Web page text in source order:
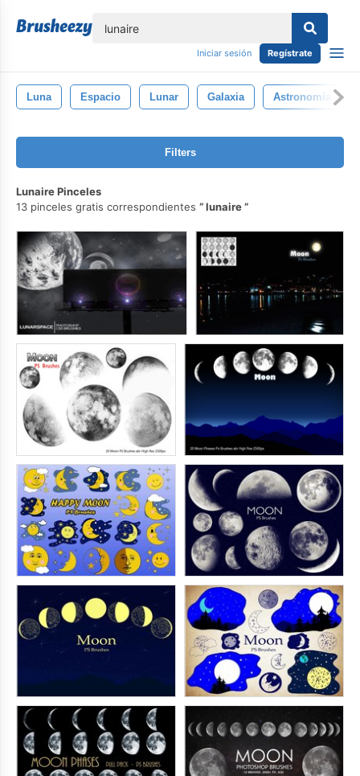
Iniciar sesión Regístrate
Luna Espacio Lunar Galaxia Astronomía
Filters
Lunaire Pinceles
13 pinceles gratis correspondientes
lunaire